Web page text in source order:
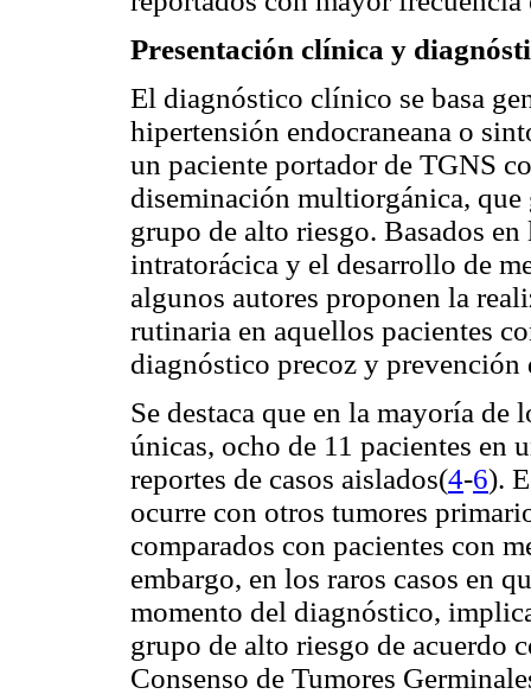
Presentación clínica y
El diagnóstico clínico se basa
hipertensión endocraneana o
un paciente portador de TGNS
diseminación multiorgánica,
grupo de alto riesgo. Basados
intratorácica y el desarrollo de
algunos autores proponen la
rutinaria en aquellos pacientes
diagnóstico precoz y
Se destaca que en la mayoría de
únicas, ocho de 11 pacientes en
reportes de casos aislados(4-6).
ocurre con otros tumores
comparados con pacientes con
embargo, en los raros casos en
momento del diagnóstico,
grupo de alto riesgo de acuerdo
Consenso de Tumores